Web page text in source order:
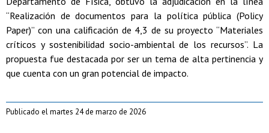
“Realización de documentos para la política pública (Policy
Paper)” con una calificación de 4,3 de su proyecto “Materiales
críticos y sostenibilidad socio-ambiental de los recursos”. La
propuesta fue destacada por ser un tema de alta pertinencia y
que cuenta con un gran potencial de impacto.
Publicado el martes 24 de marzo de 2026